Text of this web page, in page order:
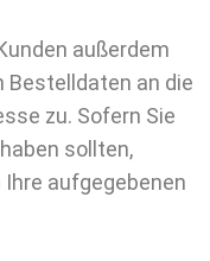
außerdem
an die
zu. Sofern Sie
sollten,
aufgegebenen